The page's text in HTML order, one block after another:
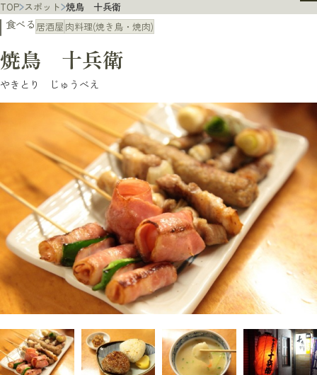
TOP スポット 焼鳥 十兵衛
焼鳥 十兵衛
やきとり じゅうべえ
食べる 居酒屋 肉料理(焼き鳥・焼肉)